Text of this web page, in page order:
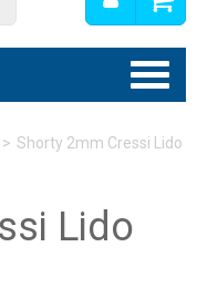
> Shorty 2mm Cressi Lido
Lido